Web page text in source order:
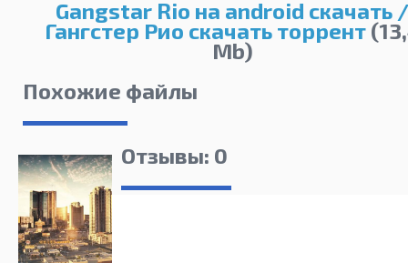
Gangstar Rio на android скачать /
Гангстер Рио скачать торрент
Mb)
Похожие файлы
Отзывы: 0